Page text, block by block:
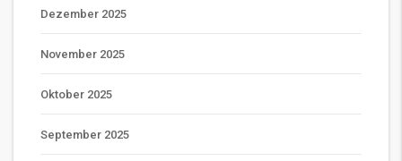
Dezember 2025
November 2025
Oktober 2025
September 2025